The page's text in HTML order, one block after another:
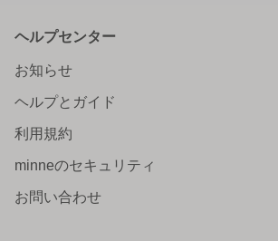
ヘルプセンター
お知らせ
ヘルプとガイド
利用規約
minneのセキュリティ
お問い合わせ